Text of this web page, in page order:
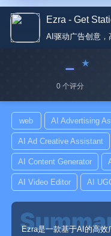
﹣
0 个评分
web AI Advertising
AI Ad Creative Assistant
AI Content Generator
AI Video Editor AI
Ezra是一款基于AI的高效